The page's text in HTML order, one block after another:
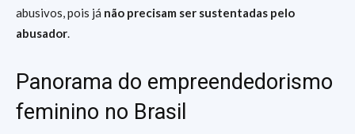
abusivos, pois já não precisam ser sustentadas pelo
abusador.
Panorama do empreendedorismo
feminino no Brasil